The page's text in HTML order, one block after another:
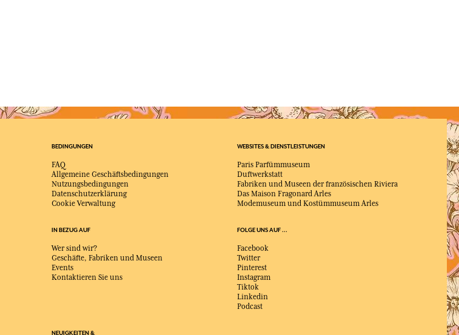
BEDINGUNGEN
FAQ
Allgemeine Geschäftsbedingungen
Nutzungsbedingungen
Datenschutzerklärung
Cookie Verwaltung
WEBSITES & DIENSTLEISTUNGEN
Paris Parfümmuseum
Duftwerkstatt
Fabriken und Museen der französischen Riviera
Das Maison Fragonard Arles
Modemuseum und Kostümmuseum Arles
IN BEZUG AUF
Wer sind wir?
Geschäfte, Fabriken und Museen
Events
Kontaktieren Sie uns
FOLGE UNS AUF ...
Facebook
Twitter
Pinterest
Instagram
Tiktok
Linkedin
Podcast
NEUIGKEITEN &